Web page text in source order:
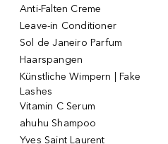
Anti-Falten Creme
Leave-in Conditioner
Sol de Janeiro Parfum
Haarspangen
Künstliche Wimpern | Fake
Lashes
Vitamin C Serum
ahuhu Shampoo
Yves Saint Laurent